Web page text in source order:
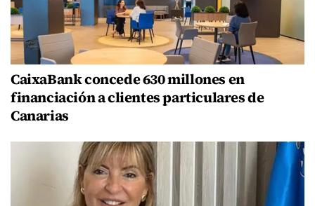
CaixaBank concede 630 millones en
financiación a clientes particulares de
Canarias